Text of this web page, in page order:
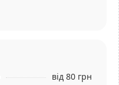
від 80 грн